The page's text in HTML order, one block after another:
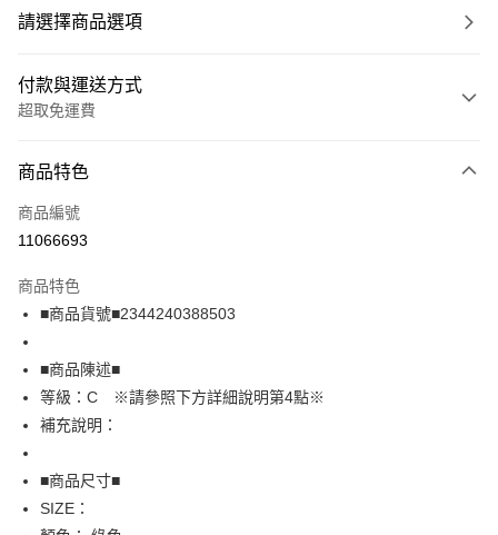
請選擇商品選項
付款與運送方式
超取免運費
信用卡一次付款
超商取貨付款
Apple Pay
街口支付
悠遊付
全盈+PAY
AFTEE先享後付
相關說明
【關於「AFTEE先享後付」】
商品特色
商品編號
11066693
商品特色
■商品貨號■2344240388503
■商品陳述■
等級：C ※請參照下方詳細說明第4點※
補充說明：
■商品尺寸■
SIZE：